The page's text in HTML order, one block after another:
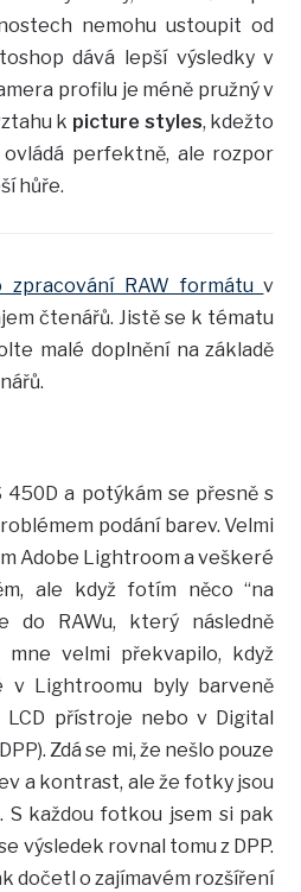
nemohu ustoupit od
dává lepší výsledky v
profilu je méně pružný v
k picture styles, kdežto
perfektně, ale rozpor
hůře.
zpracování RAW formátuv
čtenářů. Jistě se k tématu
malé doplnění na základě
450D a potýkám se přesně s
podání barev. Velmi
Adobe Lightroom a veškeré
ale když fotím něco “na
do RAWu, který následně
mne velmi překvapilo, když
v Lightroomu byly barveně
přístroje nebo v Digital
Zdá se mi, že nešlo pouze
a kontrast, ale že fotky jsou
S každou fotkou jsem si pak
výsledek rovnal tomu z DPP.
dočetl o zajímavém rozšíření